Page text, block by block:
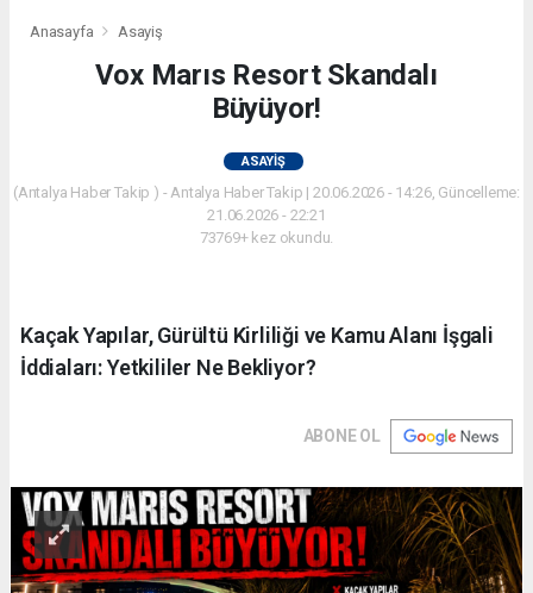
Anasayfa Asayiş
Vox Marıs Resort Skandalı
Büyüyor!
ASAYIŞ
(Antalya Haber Takip ) - Antalya Haber Takip | 20.06.2026 - 14:26, Güncelleme:
21.06.2026 - 22:21
73769+ kez okundu.
Kaçak Yapılar, Gürültü Kirliliği ve Kamu Alanı İşgali
İddiaları: Yetkililer Ne Bekliyor?
ABONE OL